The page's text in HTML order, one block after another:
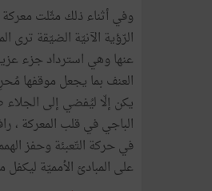
وفي أثناء ذلك مثّلت
الرّؤية الآنيّة الضيّقة ترى
عنها وهي استرداد جزء
العنف بما يجعل موقفها
يكن إلّا ليُفضي إلى الجلاء
الباجي في قلب المعركة ،
في حركة التّعبئة وحفز
على المبادئ الأمميّة ليكفل